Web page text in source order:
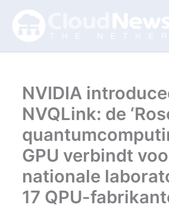
inhoud
NVIDIA
NVQLink: de
GPU verbindt
nationale
17 QPU-